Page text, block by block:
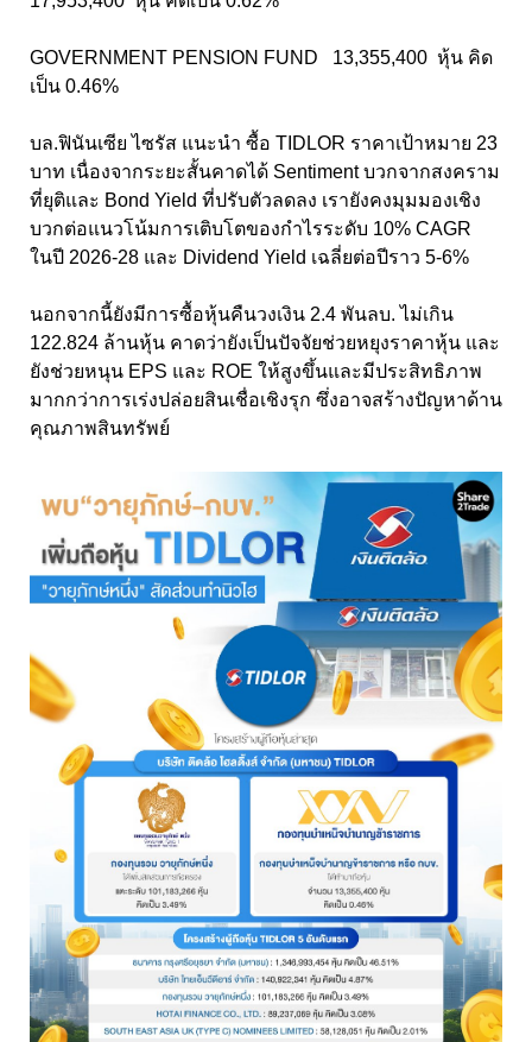
GOVERNMENT PENSION FUND 13,355,400 หุ้น คิด
เป็น 0.46%
บล.ฟินันเซีย ไซรัส แนะนำ ซื้อ TIDLOR ราคาเป้าหมาย 23
บาท เนื่องจากระยะสั้นคาดได้ Sentiment บวกจากสงคราม
ที่ยุติและ Bond Yield ที่ปรับตัวลดลง เรายังคงมุมมองเชิง
บวกต่อแนวโน้มการเติบโตของกำไรระดับ 10% CAGR
ในปี 2026-28 และ Dividend Yield เฉลี่ยต่อปีราว 5-6%
นอกจากนี้ยังมีการซื้อหุ้นคืนวงเงิน 2.4 พันลบ. ไม่เกิน
122.824 ล้านหุ้น คาดว่ายังเป็นปัจจัยช่วยหยุงราคาหุ้น และ
ยังช่วยหนุน EPS และ ROE ให้สูงขึ้นและมีประสิทธิภาพ
มากกว่าการเร่งปล่อยสินเชื่อเชิงรุก ซึ่งอาจสร้างปัญหาด้าน
คุณภาพสินทรัพย์